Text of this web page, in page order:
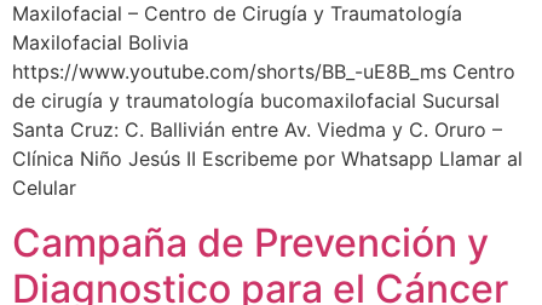
Maxilofacial – Centro de Cirugía y Traumatología
Maxilofacial Bolivia
https://www.youtube.com/shorts/BB_-uE8B_ms Centro
de cirugía y traumatología bucomaxilofacial Sucursal
Santa Cruz: C. Ballivián entre Av. Viedma y C. Oruro –
Clínica Niño Jesús II Escribeme por Whatsapp Llamar al
Celular
Campaña de Prevención y
Diagnostico para el Cáncer